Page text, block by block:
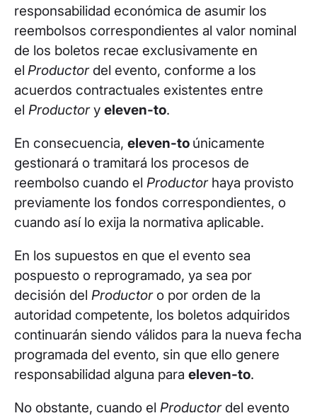
responsabilidad económica de asumir los
reembolsos correspondientes al valor nominal
de los boletos recae exclusivamente en
el Productordel evento, conforme a los
acuerdos contractuales existentes entre
el Productory eleven-to.
En consecuencia, eleven-to únicamente
gestionará o tramitará los procesos de
reembolso cuando el Productorhaya provisto
previamente los fondos correspondientes, o
cuando así lo exija la normativa aplicable.
En los supuestos en que el evento sea
pospuesto o reprogramado, ya sea por
decisión del Productoro por orden de la
autoridad competente, los boletos adquiridos
continuarán siendo válidos para la nueva fecha
programada del evento, sin que ello genere
responsabilidad alguna para eleven-to.
No obstante, cuando el Productordel evento